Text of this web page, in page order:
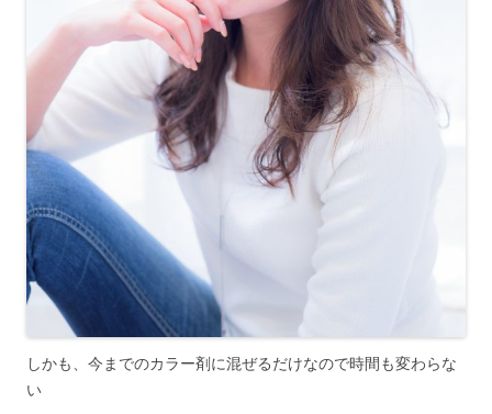
しかも、今までのカラー剤に混ぜるだけなので時間も変わらな
い